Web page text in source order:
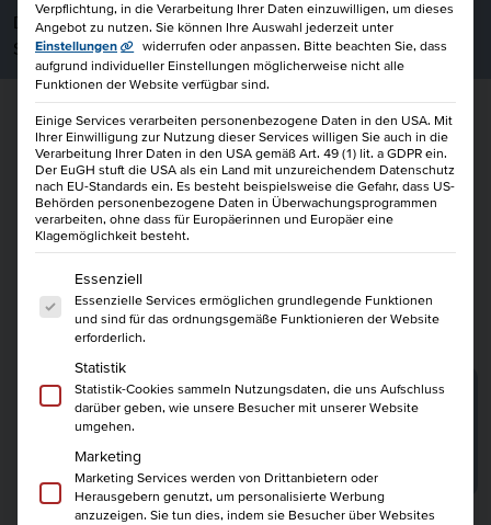
Dozent bei der HKBiS Handelskammer Hamburg Bildungs-
Service gemeinnützige GmbH
Weiterbildungsportfolio
Themenportfolio:
Management, Controlling, Personal, IT
Kurse:
Projektassistent IHK
50 U.-Std. 05.10.2026
mehr erfahren
Verpflichtung, in die Verarbeitung Ihrer Daten einzuwilligen, um dieses
Angebot zu nutzen. Sie können Ihre Auswahl jederzeit unter
Einstellungen
widerrufen oder anpassen. Bitte beachten Sie, dass
aufgrund individueller Einstellungen möglicherweise nicht alle
Funktionen der Website verfügbar sind.
Einige Services verarbeiten personenbezogene Daten in den USA. Mit
Ihrer Einwilligung zur Nutzung dieser Services willigen Sie auch in die
Verarbeitung Ihrer Daten in den USA gemäß Art. 49 (1) lit. a GDPR ein.
Der EuGH stuft die USA als ein Land mit unzureichendem Datenschutz
nach EU-Standards ein. Es besteht beispielsweise die Gefahr, dass US-
Behörden personenbezogene Daten in Überwachungsprogrammen
verarbeiten, ohne dass für Europäerinnen und Europäer eine
Klagemöglichkeit besteht.
Es folgt eine Liste der Service-Gruppen, für die eine
Essenziell
Essenzielle Services ermöglichen grundlegende Funktionen
und sind für das ordnungsgemäße Funktionieren der Website
erforderlich.
Statistik
Statistik-Cookies sammeln Nutzungsdaten, die uns Aufschluss
darüber geben, wie unsere Besucher mit unserer Website
umgehen.
Marketing
Marketing Services werden von Drittanbietern oder
Herausgebern genutzt, um personalisierte Werbung
anzuzeigen. Sie tun dies, indem sie Besucher über Websites